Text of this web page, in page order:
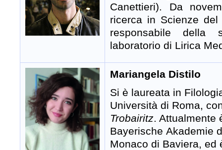
Canettieri). Da
ricerca in Scienze
responsabile della
laboratorio di Lirica
Mariangela Distilo
Si è laureata in
Università di Roma,
Trobairitz. Attualmente
Bayerische Akademie
Monaco di Baviera, ed